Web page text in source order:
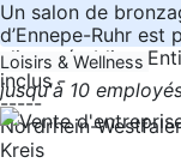
Un salon de
d’Ennepe-Ruhr
clients établie –
inclus -
-----
Nordrhein-
Loisirs & Wellness
jusqu'à 10
Kreis